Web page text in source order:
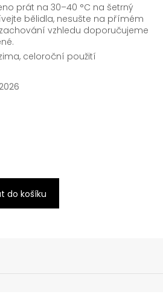
do košíku
prát na 30–40 °C na šetrný
bělidla, nesušte na přímém
vzhledu doporučujeme
celoroční použití